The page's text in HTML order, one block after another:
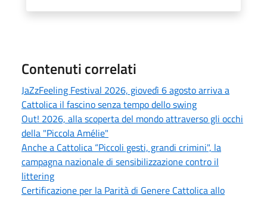
Contenuti correlati
JaZzFeeling Festival 2026, giovedì 6 agosto arriva a
Cattolica il fascino senza tempo dello swing
Out! 2026, alla scoperta del mondo attraverso gli occhi
della "Piccola Amélie"
Anche a Cattolica “Piccoli gesti, grandi crimini", la
campagna nazionale di sensibilizzazione contro il
littering
Certificazione per la Parità di Genere Cattolica allo